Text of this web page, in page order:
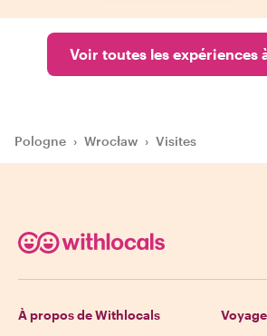
Voir toutes les expériences
Pologne › Wrocław › Visites
À propos de Withlocals